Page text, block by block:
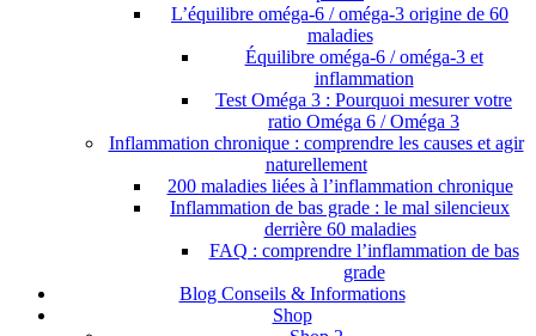
L’équilibre oméga-6 / oméga-3 origine de 60
maladies
Équilibre oméga-6 / oméga-3 et
inflammation
Test Oméga 3 : Pourquoi mesurer votre
ratio Oméga 6 / Oméga 3
Inflammation chronique : comprendre les causes et agir
naturellement
200 maladies liées à l’inflammation chronique
Inflammation de bas grade : le mal silencieux
derrière 60 maladies
FAQ : comprendre l’inflammation de bas
grade
Blog Conseils & Informations
Shop